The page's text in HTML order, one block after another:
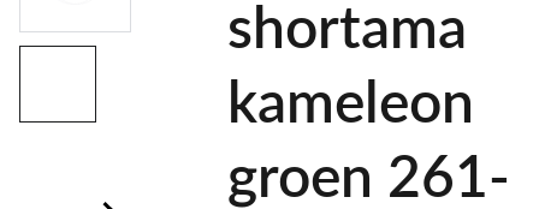
shortama
kameleon
groen 261-